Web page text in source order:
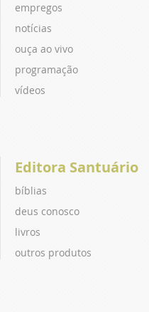
empregos
notícias
ouça ao vivo
programação
vídeos
Editora Santuário
bíblias
deus conosco
livros
outros produtos